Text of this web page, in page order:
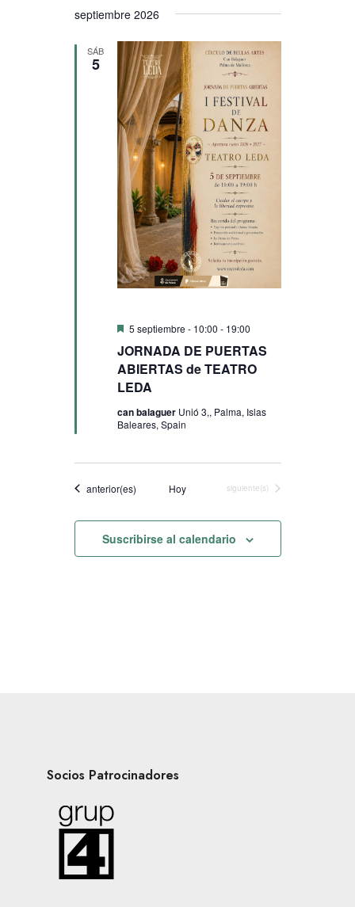
septiembre 2026
SÁB
5
JORNADA DE PUERTAS
ABIERTAS de TEATRO
LEDA
Destacado
5 septiembre - 10:00 - 19:00
can balaguer Unió 3,, Palma, Islas
Baleares, Spain
Eventos
anterior(es) Hoy Eventos
siguiente(s)
Suscribirse al calendario
Socios Patrocinadores